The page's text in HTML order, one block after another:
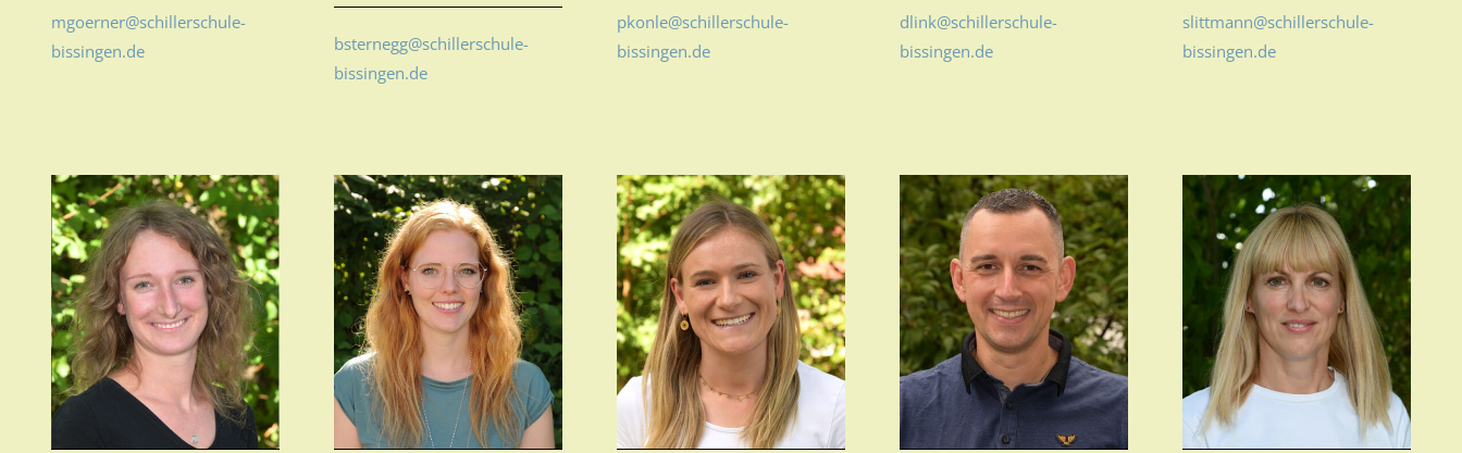
mgoerner@schillerschule-
bissingen.de
bsternegg@schillerschule-
bissingen.de
pkonle@schillerschule-
bissingen.de
dlink@schillerschule-
bissingen.de
slittmann@schillerschule-
bissingen.de